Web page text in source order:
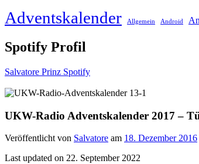
Adventskalender Allgemein Android
Spotify Profil
Salvatore Prinz Spotify
UKW-Radio Adventskalender 2017 –
Veröffentlicht von Salvatore am 18. Dezember 2016
Last updated on 22. September 2022